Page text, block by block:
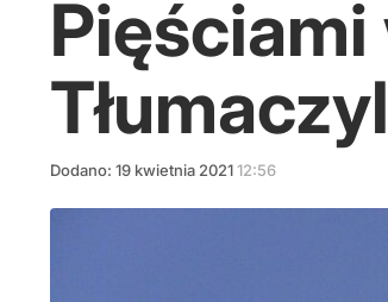
Dodano: 19 kwietnia 202112:56